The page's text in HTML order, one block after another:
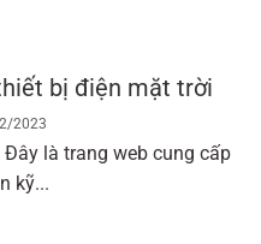
bị điện mặt trời
2023
là trang web cung cấp
kỹ...